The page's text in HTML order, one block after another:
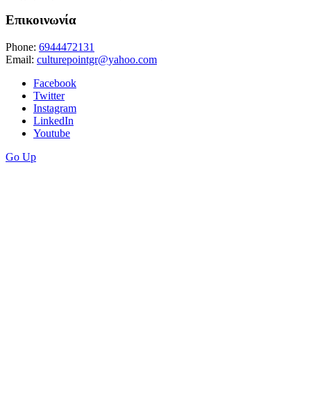
Επικοινωνία
Phone: 6944472131
Email: culturepointgr@yahoo.com
Facebook
Twitter
Instagram
LinkedIn
Youtube
Go Up